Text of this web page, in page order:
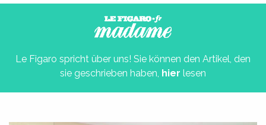
Le Figaro spricht über uns! Sie können den Artikel, den
sie geschrieben haben, hier lesen